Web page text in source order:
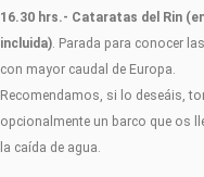
16.30 hrs.- Cataratas del Rin
incluida) . Parada para conocer
con mayor caudal de Europa.
Recomendamos, si lo deseáis,
opcionalmente un barco que os
la caída de agua.